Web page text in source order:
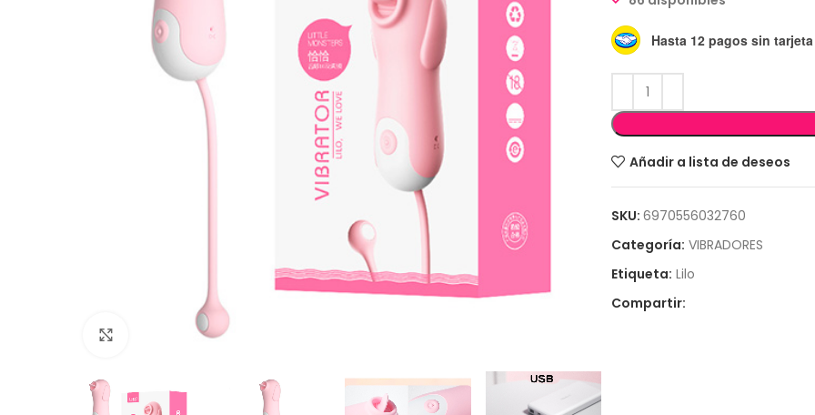
Haga Click para agrandar
Hasta 12 pagos sin tarjeta
Añadir a lista de deseos
SKU: 6970556032760
Categoría: VIBRADORES
Etiqueta: Lilo
Compartir: